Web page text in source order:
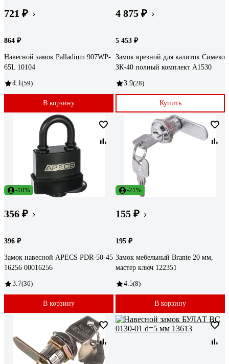
721 ₽
864 ₽
Навесной замок Palladium 907WP-
65L 10104
4.1 (59)
В корзину
4 875 ₽
5 453 ₽
Замок врезной для калиток Симеко
ЗК-40 полный комплект А1530
3.9(28)
Купить
-10%
356 ₽
396 ₽
Замок навесной APECS PDR-50-45
16256 00016256
3.7(36)
В корзину
-21%
155 ₽
195 ₽
Замок мебельный Brante 20 мм,
мастер ключ 122351
4.5(8)
В корзину